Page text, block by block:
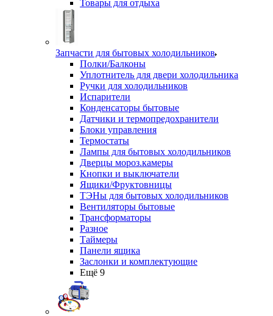
Товары для отдыха
Запчасти для бытовых холодильников
Полки/Балконы
Уплотнитель для двери холодильника
Ручки для холодильников
Испарители
Конденсаторы бытовые
Датчики и термопредохранители
Блоки управления
Термостаты
Лампы для бытовых холодильников
Дверцы мороз.камеры
Кнопки и выключатели
Ящики/Фруктовницы
ТЭНы для бытовых холодильников
Вентиляторы бытовые
Трансформаторы
Разное
Таймеры
Панели ящика
Заслонки и комплектующие
Ещё 9